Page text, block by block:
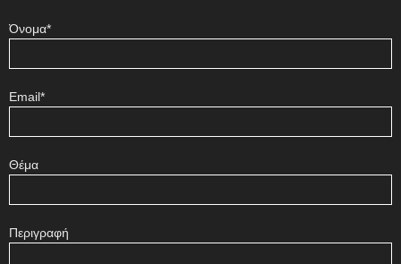
Όνομα*
Email*
Θέμα
Περιγραφή